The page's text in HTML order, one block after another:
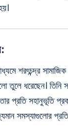
শরৎচন্দ্র
তুলে ধরেছেন। তিনি
প্রতি সহানুভূতি
সমস্যাগুলোর প্রতি